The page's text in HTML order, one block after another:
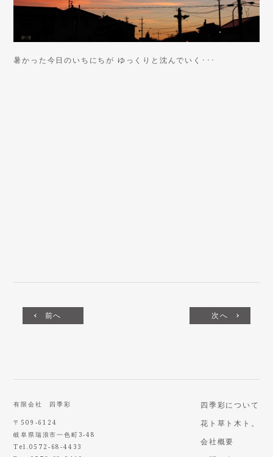
暑かった今日のいちにちが ゆっくりと沈んでいく･･･
前へ 次へ
有限会社 四季彩
〒509-6124
岐阜県瑞浪市一色町3-48
Tel.0572-68-4433
四季彩について
花ト草ト木ト。
会社概要